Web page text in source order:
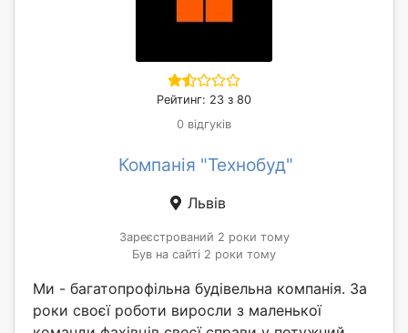
Рейтинг: 23 з 80
0 відгуків
Компанія "Технобуд"
Львів
Зареєстрований 2 роки тому
Був на сайті 2 роки тому
Ми - багатопрофільна будівельна компанія. За
роки своєї роботи виросли з маленької